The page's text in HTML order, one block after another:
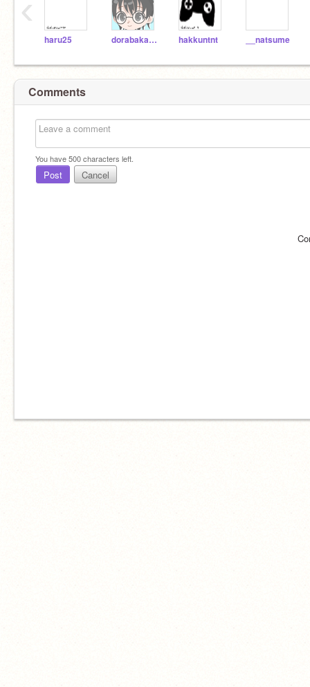
haru25 dorabakabon hakkuntnt __natsume
‹
Comments
You have500characters left.
Post Cancel